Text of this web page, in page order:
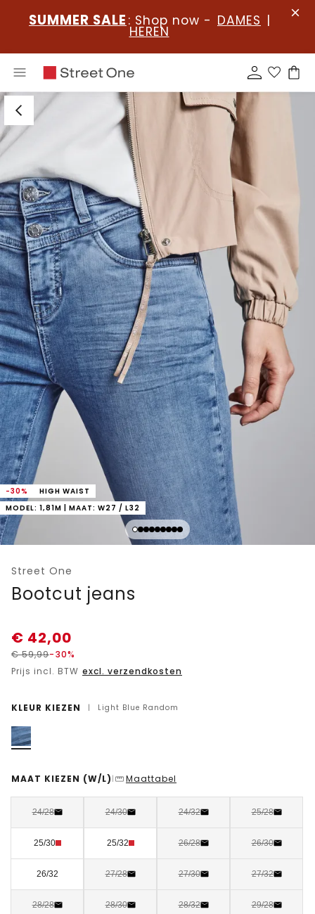
SUMMER SALE : Shop now - DAMES |
HEREN
-30%
HIGH WAIST
MODEL: 1,81M | MAAT: W27 / L32
Street One
Bootcut jeans
€ 42,00
€59,99-30%
Prijs incl. BTW excl. verzendkosten
KLEUR KIEZEN | Light Blue Random
MAAT KIEZEN (W/L) | Maattabel
24/28 24/30 24/32 25/28
25/30 25/32 26/28 26/30
26/32 27/28 27/30 27/32
28/28 28/30 28/32 29/28